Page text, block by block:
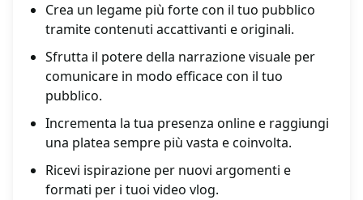
Crea un legame più forte con il tuo pubblico
tramite contenuti accattivanti e originali.
Sfrutta il potere della narrazione visuale per
comunicare in modo efficace con il tuo
pubblico.
Incrementa la tua presenza online e raggiungi
una platea sempre più vasta e coinvolta.
Ricevi ispirazione per nuovi argomenti e
formati per i tuoi video vlog.